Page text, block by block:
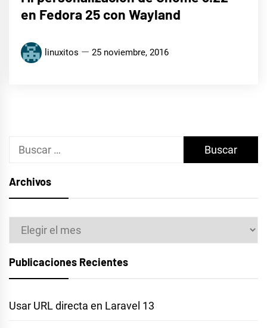
en Fedora 25 con Wayland
linuxitos 25 noviembre, 2016
Buscar:
Archivos
Archivos
Publicaciones Recientes
Usar URL directa en Laravel 13